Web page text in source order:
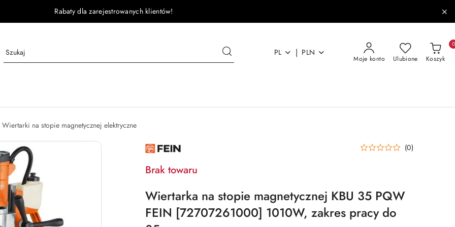
Rabaty dla zarejestrowanych klientów!
PL | PLN
Moje konto Ulubione Koszyk
0
Wiertarki na stopie magnetycznej elektryczne
FEIN
(0)
Brak towaru
Wiertarka na stopie magnetycznej KBU 35 PQW
FEIN [72707261000] 1010W, zakres pracy do